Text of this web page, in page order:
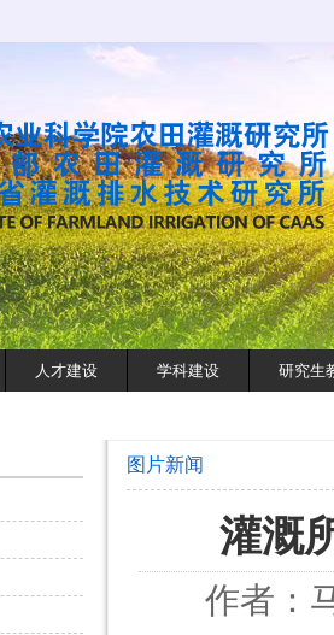
人才建设 学科建设 研究生
图片新闻
灌溉
作者：